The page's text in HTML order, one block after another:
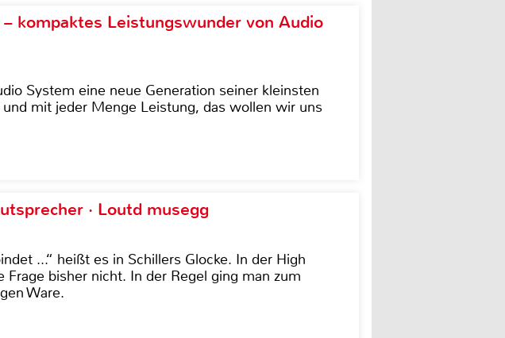
kompaktes Leistungswunder von Audio
System eine neue Generation seiner kleinsten
mit jeder Menge Leistung, das wollen wir uns
· Loutd musegg
...“ heißt es in Schillers Glocke. In der High
bisher nicht. In der Regel ging man zum
Ware.